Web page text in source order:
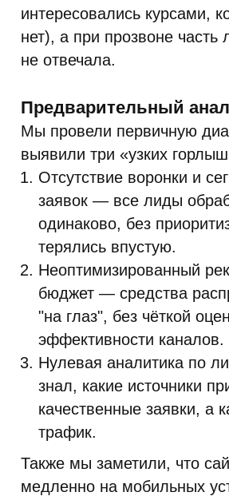
интересовались курсами,
нет), а при прозвоне
не отвечала.
Предварительный
Мы провели первичную
выявили три «узких
Отсутствие воронки и
заявок — все лиды
одинаково, без
терялись впустую.
Неоптимизированный
бюджет — средства
"на глаз", без чёткой
эффективности каналов.
Нулевая аналитика по
знал, какие источники
качественные заявки, а
трафик.
Также мы заметили, что
медленно на мобильных